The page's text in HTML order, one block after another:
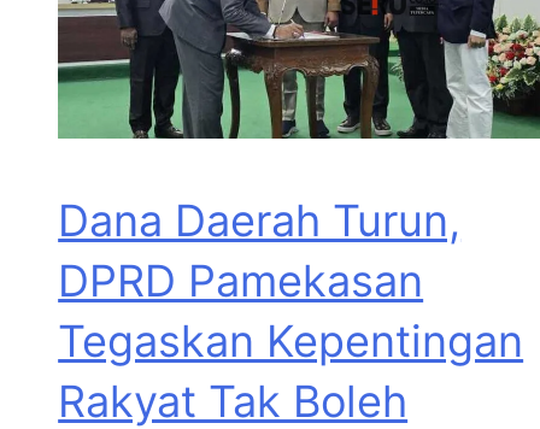
Dana Daerah Turun,
DPRD Pamekasan
Tegaskan Kepentingan
Rakyat Tak Boleh